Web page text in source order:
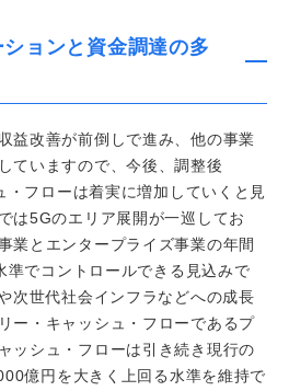
ョンと資金調達の多
益改善が前倒しで進み、他の事業
ていますので、今後、調整後
・フローは着実に増加していくと見
は5Gのエリア展開が一巡してお
業とエンタープライズ事業の年間
でコントロールできる見込みで
次世代社会インフラなどへの成長
ー・キャッシュ・フローであるプ
ッシュ・フローは引き続き現行の
億円を大きく上回る水準を維持で